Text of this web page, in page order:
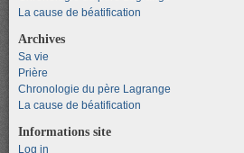
La cause de béatification
Archives
Sa vie
Prière
Chronologie du père Lagrange
La cause de béatification
Informations site
Log in